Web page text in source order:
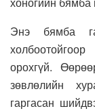
Энэ бямба
орохгүй.
зөвлөлийн
гаргасан